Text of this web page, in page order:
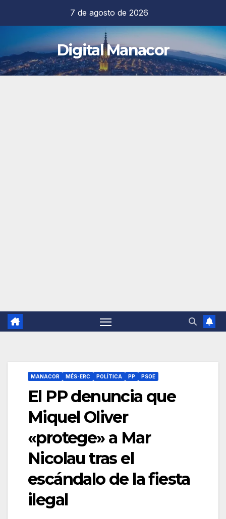
contenido
7 de agosto de 2026
Digital Manacor
MANACOR MÉS-ERC POLÍTICA PP PSOE
El PP denuncia que
Miquel Oliver
«protege» a Mar
Nicolau tras el
escándalo de la fiesta
ilegal